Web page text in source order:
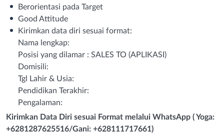
Berorientasi pada Target
Good Attitude
Kirimkan data diri sesuai format:
Nama lengkap:
Posisi yang dilamar : SALES TO (APLIKASI)
Domisili:
Tgl Lahir & Usia:
Pendidikan Terakhir:
Pengalaman:
Kirimkan Data Diri sesuai Format melalui WhatsApp ( Yoga:
+6281287625516/Gani: +628111717661)